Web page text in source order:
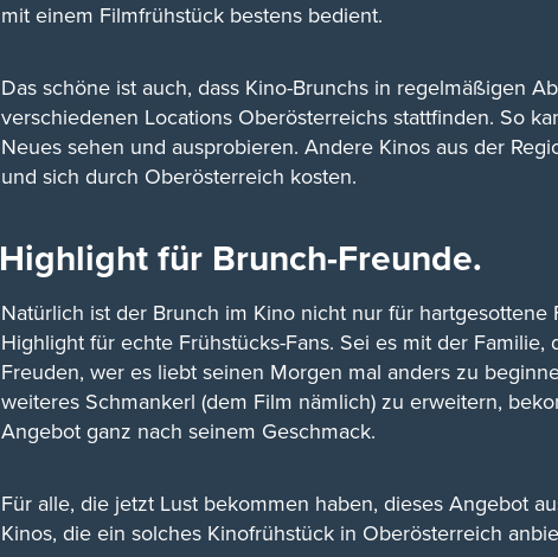
mit einem Filmfrühstück bestens bedient.
Das schöne ist auch, dass Kino-Brunchs in regelmäßigen
verschiedenen Locations Oberösterreichs stattfinden. So
Neues sehen und ausprobieren. Andere Kinos aus der
und sich durch Oberösterreich kosten.
Highlight für Brunch-Freunde.
Natürlich ist der Brunch im Kino nicht nur für hartgesottene
Highlight für echte Frühstücks-Fans. Sei es mit der
Freuden, wer es liebt seinen Morgen mal anders zu
weiteres Schmankerl (dem Film nämlich) zu erweitern,
Angebot ganz nach seinem Geschmack.
Für alle, die jetzt Lust bekommen haben, dieses Angebot
Kinos, die ein solches Kinofrühstück in Oberösterreich